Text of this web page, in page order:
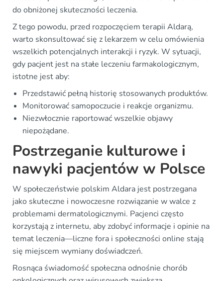
do obniżonej skuteczności leczenia.
Z tego powodu, przed rozpoczęciem terapii Aldarą,
warto skonsultować się z lekarzem w celu omówienia
wszelkich potencjalnych interakcji i ryzyk. W sytuacji,
gdy pacjent jest na stałe leczeniu farmakologicznym,
istotne jest aby:
Przedstawić pełną historię stosowanych produktów.
Monitorować samopoczucie i reakcje organizmu.
Niezwłocznie raportować wszelkie objawy
niepożądane.
Postrzeganie kulturowe i
nawyki pacjentów w Polsce
W społeczeństwie polskim Aldara jest postrzegana
jako skuteczne i nowoczesne rozwiązanie w walce z
problemami dermatologicznymi. Pacjenci często
korzystają z internetu, aby zdobyć informacje i opinie na
temat leczenia—liczne fora i społeczności online stają
się miejscem wymiany doświadczeń.
Rosnąca świadomość społeczna odnośnie chorób